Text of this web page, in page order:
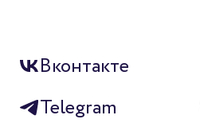
Вконтакте
Telegram